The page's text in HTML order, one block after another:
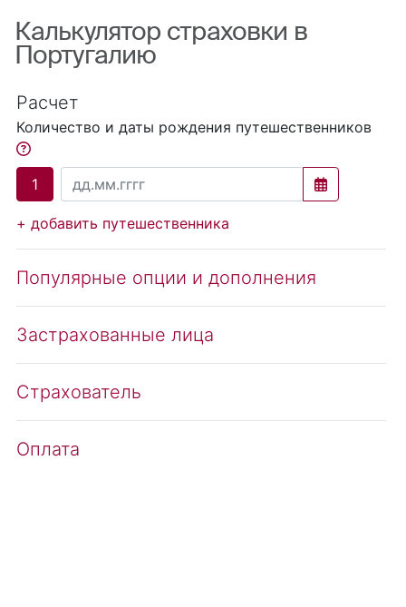
Калькулятор страховки в
Португалию